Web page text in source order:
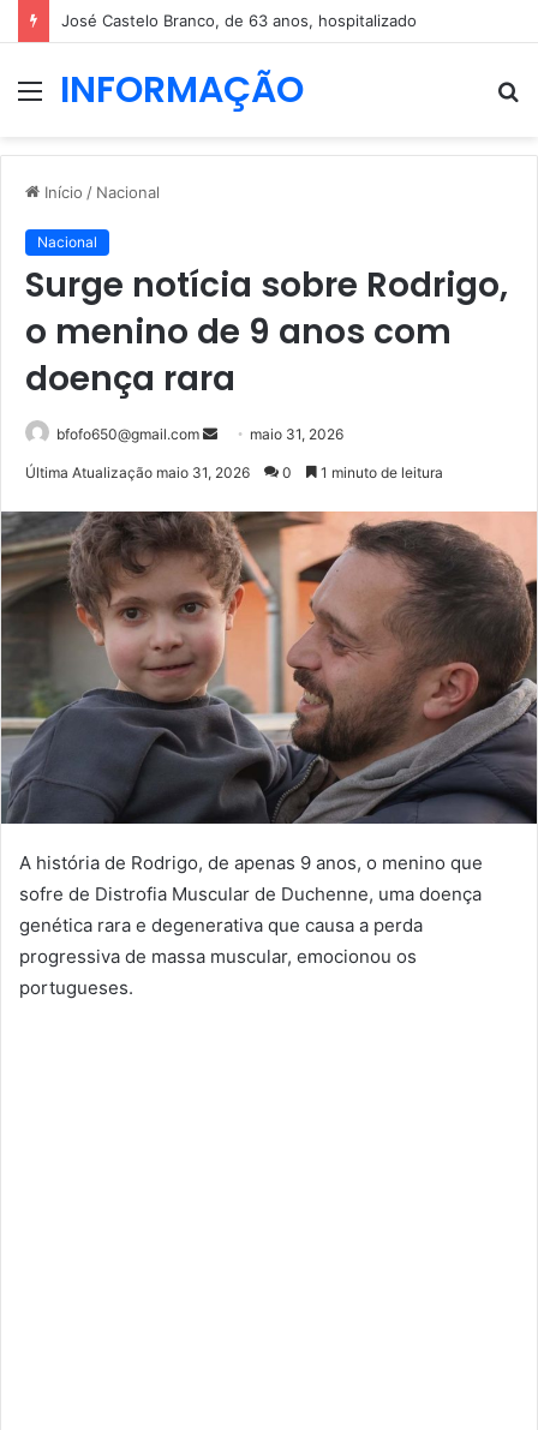
José Castelo Branco, de 63 anos, hospitalizado
MenuINFORMAÇÃO
Início / Nacional
Nacional
Surge notícia sobre Rodrigo,
o menino de 9 anos com
doença rara
bfofo650@gmail.com
Mande
mail
maio 31, 2026
Última Atualização maio 31, 2026 0 1 minuto de leitura
A história de Rodrigo, de apenas 9 anos, o menino que
sofre de Distrofia Muscular de Duchenne, uma doença
genética rara e degenerativa que causa a perda
progressiva de massa muscular, emocionou os
portugueses.